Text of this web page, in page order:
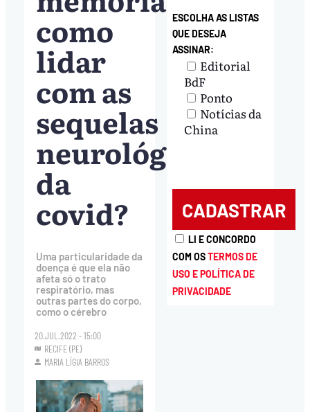
como
lidar
com as
sequelas
neurológicas
da
covid?
Uma particularidade da
doença é que ela não
afeta só o trato
respiratório, mas
outras partes do corpo,
como o cérebro
20.JUL.2022 - 15:00
RECIFE (PE)
MARIA LÍGIA BARROS
ESCOLHA AS LISTAS
QUE DESEJA
ASSINAR:
Editorial
BdF
Ponto
Notícias da
China
LI E CONCORDO
COM OSTERMOS DE
USO E POLÍTICA DE
PRIVACIDADE